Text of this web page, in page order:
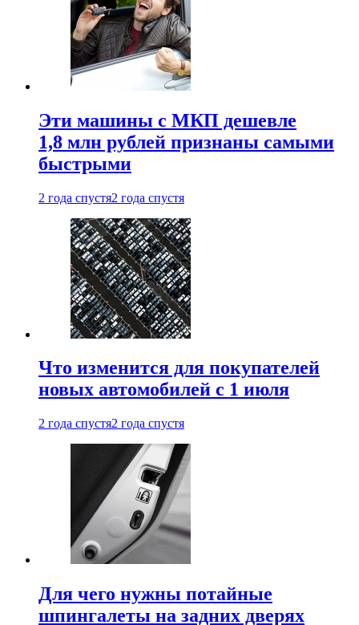
Эти машины с МКП дешевле
1,8 млн рублей признаны самыми
быстрыми
2 года спустя2 года спустя
Что изменится для покупателей
новых автомобилей с 1 июля
2 года спустя2 года спустя
Для чего нужны потайные
шпингалеты на задних дверях